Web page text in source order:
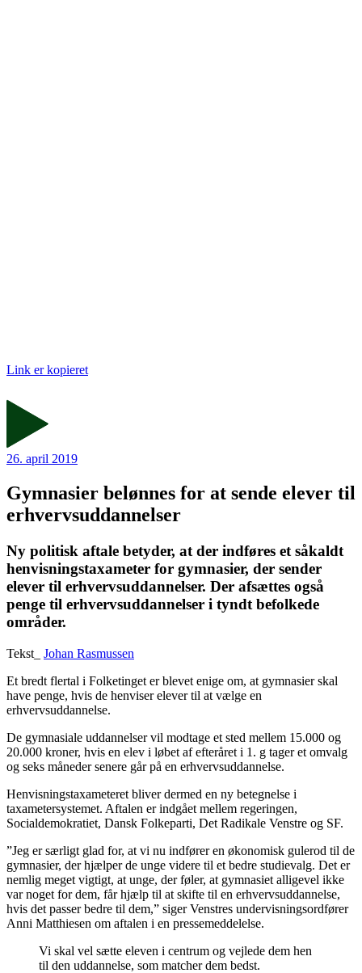
Link er kopieret
26. april 2019
Gymnasier belønnes for at sende elever til
erhvervsuddannelser
Ny politisk aftale betyder, at der indføres et såkaldt
henvisningstaxameter for gymnasier, der sender
elever til erhvervsuddannelser. Der afsættes også
penge til erhvervsuddannelser i tyndt befolkede
områder.
Tekst_ Johan Rasmussen
Et bredt flertal i Folketinget er blevet enige om, at gymnasier skal
have penge, hvis de henviser elever til at vælge en
erhvervsuddannelse.
De gymnasiale uddannelser vil modtage et sted mellem 15.000 og
20.000 kroner, hvis en elev i løbet af efteråret i 1. g tager et omvalg
og seks måneder senere går på en erhvervsuddannelse.
Henvisningstaxameteret bliver dermed en ny betegnelse i
taxametersystemet. Aftalen er indgået mellem regeringen,
Socialdemokratiet, Dansk Folkeparti, Det Radikale Venstre og SF.
”Jeg er særligt glad for, at vi nu indfører en økonomisk gulerod til de
gymnasier, der hjælper de unge videre til et bedre studievalg. Det er
nemlig meget vigtigt, at unge, der føler, at gymnasiet alligevel ikke
var noget for dem, får hjælp til at skifte til en erhvervsuddannelse,
hvis det passer bedre til dem,” siger Venstres undervisningsordfører
Anni Matthiesen om aftalen i en pressemeddelelse.
Vi skal vel sætte eleven i centrum og vejlede dem hen
til den uddannelse, som matcher dem bedst.